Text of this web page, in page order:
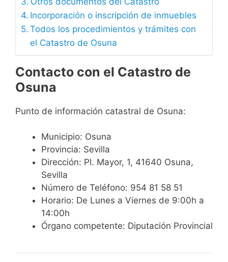
Incorporación o inscripción de inmuebles
Todos los procedimientos y trámites con
el Catastro de Osuna
Contacto con el Catastro de
Osuna
Punto de información catastral de Osuna:
Municipio: Osuna
Provincia: Sevilla
Dirección: Pl. Mayor, 1, 41640 Osuna,
Sevilla
Número de Teléfono: 954 81 58 51
Horario: De Lunes a Viernes de 9:00h a
14:00h
Órgano competente: Diputación Provincial